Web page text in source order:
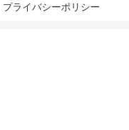
プライバシーポリシー